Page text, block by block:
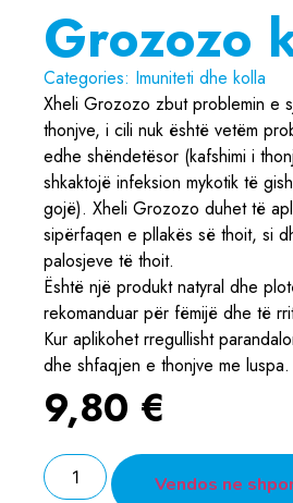
Grozozo
Categories: Imuniteti dhe kolla
Xheli Grozozo zbut problemin e
thonjve, i cili nuk është vetëm
edhe shëndetësor (kafshimi i
shkaktojë infeksion mykotik të
gojë). Xheli Grozozo duhet të
sipërfaqen e pllakës së thoit, si
palosjeve të thoit.
Është një produkt natyral dhe
rekomanduar për fëmijë dhe të
Kur aplikohet rregullisht
dhe shfaqjen e thonjve me luspa.
9,80 €
Vendos ne